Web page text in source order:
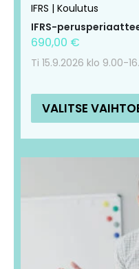
IFRS | Koulutus
IFRS-
690,00 €
Ti 15.9.2026 klo 9.00-
VALITSE